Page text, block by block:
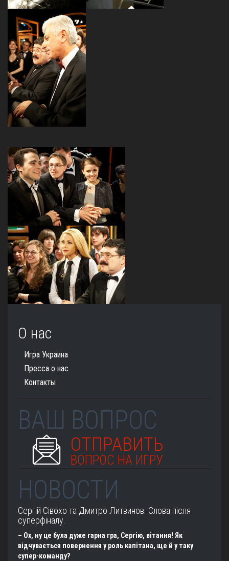
О нас
Игра Украина
Пресса о нас
Контакты
ВАШ ВОПРОС
ОТПРАВИТЬ
ВОПРОС НА ИГРУ
НОВОСТИ
Сергій Сівохо та Дмитро Литвинов. Слова після
суперфіналу.
– Ох, ну це була дуже гарна гра, Сергію, вітання! Як
відчувається повернення у роль капітана, ще й у таку
супер-команду?